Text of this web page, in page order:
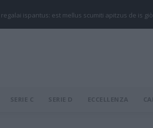
regalai ispantus: est mellus scumiti apitzus de is
SERIE C SERIE D ECCELLENZA